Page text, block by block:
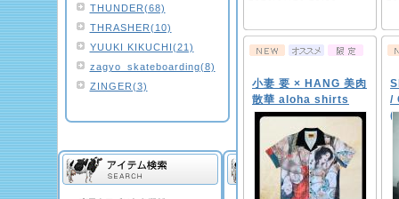
THUNDER(68)
THRASHER(10)
YUUKI KIKUCHI(21)
zagyo_skateboarding(8)
ZINGER(3)
小妻 要 × HANG 美肉
散華 aloha shirts
/